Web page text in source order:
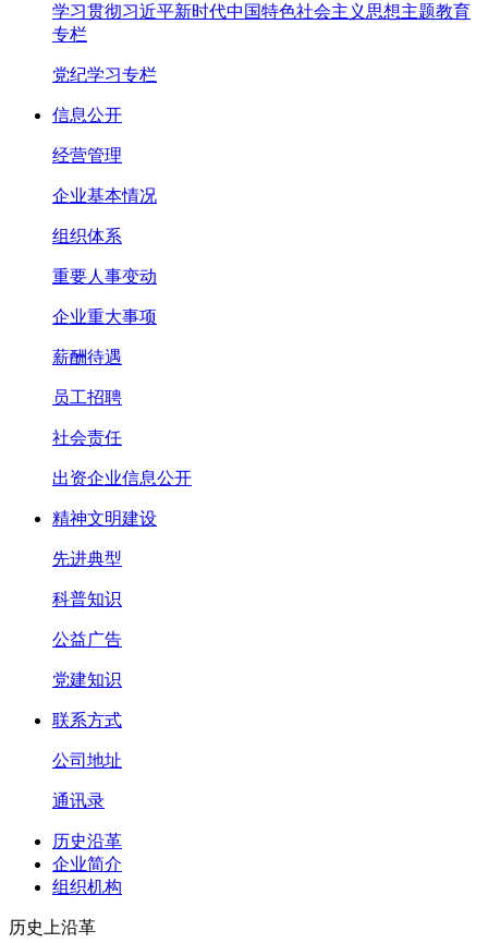
学习贯彻习近平新时代中国特色社会主义思想主题教育
专栏
党纪学习专栏
信息公开
经营管理
企业基本情况
组织体系
重要人事变动
企业重大事项
薪酬待遇
员工招聘
社会责任
出资企业信息公开
精神文明建设
先进典型
科普知识
公益广告
党建知识
联系方式
公司地址
通讯录
历史沿革
企业简介
组织机构
历史上沿革